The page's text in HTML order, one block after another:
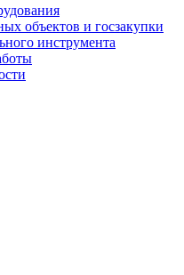
объектов и госзакупки
инструмента